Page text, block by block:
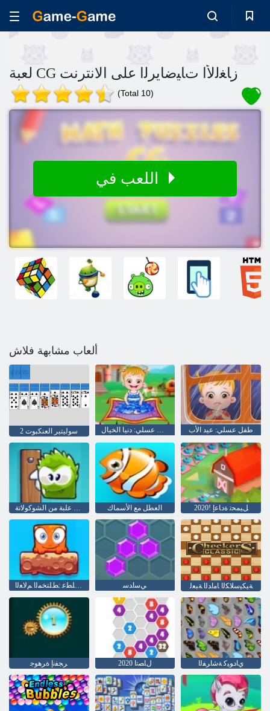
لعبة CG ﺯﺎﻐﻟﻷ ﺍ ﺕﺎﻴﺿﺎﻳﺮﻟﺍ على الانترنت
(Total 10)
ألعاب مشابهة فلاش
سوليتير العنكبوت 2 طفل عسلي: دنيا الخيال طفل عسلي: عيد الأب
بلدي علبة من الشوكولاتة العطل مع الأسماك 2020! ﻞﻴﻤﺤﺗ ﺓﺩﺎﻋﺇ
ﻲﺳﺍﺪﺳ ﺔﻴﻜﻴﺳﻼ ﻜﻟﺍ ﺎﻣﺍﺪﻟﺍ ﺔﺒﻌﻟ
ﺮﺠﻔﻧﺇ ﺓﺮﻫﻮﺟ ﻝﺎﺼﺗﺍ 2020 ﻱﺍﺩﻮﻴﻛ ﺔﺷﺍﺮﻔﻟﺍ